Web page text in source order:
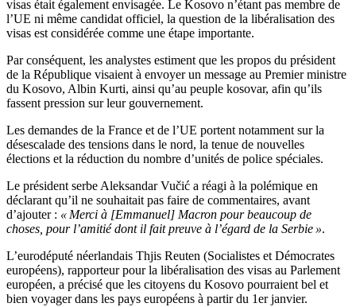
visas était également envisagée. Le Kosovo n’étant pas membre de
l’UE ni même candidat officiel, la question de la libéralisation des
visas est considérée comme une étape importante.
Par conséquent, les analystes estiment que les propos du président
de la République visaient à envoyer un message au Premier ministre
du Kosovo, Albin Kurti, ainsi qu’au peuple kosovar, afin qu’ils
fassent pression sur leur gouvernement.
Les demandes de la France et de l’UE portent notamment sur la
désescalade des tensions dans le nord, la tenue de nouvelles
élections et la réduction du nombre d’unités de police spéciales.
Le président serbe Aleksandar Vučić a réagi à la polémique en
déclarant qu’il ne souhaitait pas faire de commentaires, avant
d’ajouter : « Merci à [Emmanuel] Macron pour beaucoup de
choses, pour l’amitié dont il fait preuve à l’égard de la Serbie ».
L’eurodéputé néerlandais Thjis Reuten (Socialistes et Démocrates
européens), rapporteur pour la libéralisation des visas au Parlement
européen, a précisé que les citoyens du Kosovo pourraient bel et
bien voyager dans les pays européens à partir du 1er janvier.